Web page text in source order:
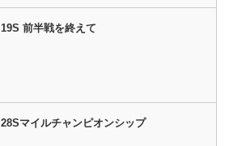
19S 前半戦を終えて
28Sマイルチャンピオンシップ